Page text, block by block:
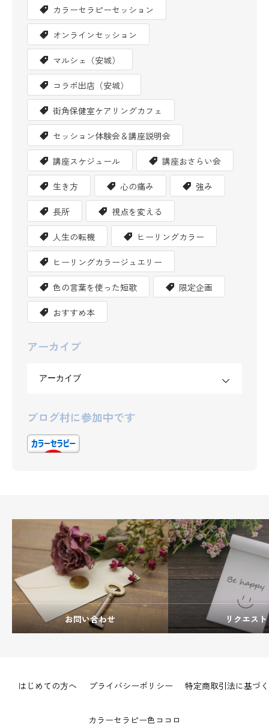
カラーセラピーセッション
オンラインセッション
マルシェ（安城）
コラボ出店（安城）
街角保健室ケアリングカフェ
セッション体験会＆講座説明会
講座スケジュール 講座おさらい会
生き方 心の痛み 強み
長所 視点を変える
人生の転機 ヒーリングカラー
ヒーリングカラージュエリー
色の言葉を使った短歌 限定企画
おすすめ本
アーカイブ
ブログ村に参加中です
お問い合わせ リクエスト
はじめての方へ プライバシーポリシー 特定商取引法に基づ
カラーセラピー色ココロ